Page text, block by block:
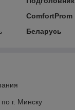
ComfortProm
Беларусь
г. Минску